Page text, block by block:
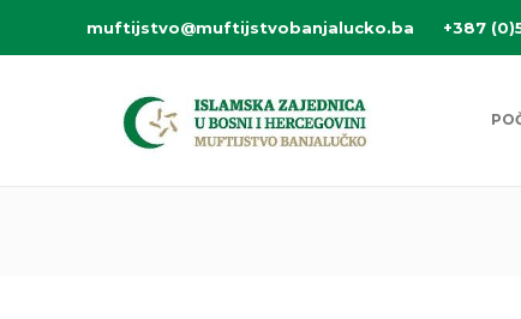
muftijstvo@muftijstvobanjalucko.ba +387